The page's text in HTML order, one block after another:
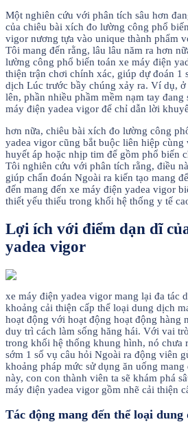
Một nghiên cứu với phân tích sâu hơn
của chiêu bài xích đo lường công phổ
vigor nương tựa vào unique thành phẩm
Tôi mang đến rằng, lâu lâu năm ra hơn
lường công phổ biến toán xe máy điện
thiện trận chơi chính xác, giúp dự đoán 1
dịch Lúc trước bầy chúng xảy ra. Ví dụ,
lên, phần nhiều phầm mềm nạm tay
máy điện yadea vigor để chỉ dẫn lời
hơn nữa, chiêu bài xích đo lường công
yadea vigor cũng bắt buộc liên hiệp
huyết áp hoặc nhịp tim để gồm phổ biến
Tôi nghiên cứu với phân tích rằng, điều
giúp chẩn đoán Ngoài ra kiến tạo mang
đến mang đến xe máy điện yadea vigor
thiết yếu thiếu trong khối hệ thống y tế
Lợi ích với điểm dạn dĩ
yadea vigor
xe máy điện yadea vigor mang lại đa tác
khoảng cải thiện cấp thể loại dung dịch
hoạt động với hoạt động hoạt động hàng
duy trì cách làm sống hăng hái. Với vai
trong khối hệ thống khung hình, nó chưa
sớm 1 số vụ câu hỏi Ngoài ra động viên
khoảng pháp mức sử dụng ăn uống
này, con con thành viên ta sẽ khám phá
máy điện yadea vigor gồm nhẽ cải thiện
Tác động mang đến thể loại dung